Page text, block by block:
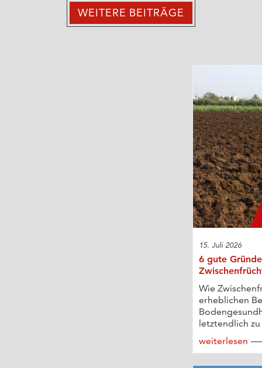
WEITERE BEITRÄGE
15. Juli 2026
6 gute
Wie
erheblichen
letztendlich
weiterlesen